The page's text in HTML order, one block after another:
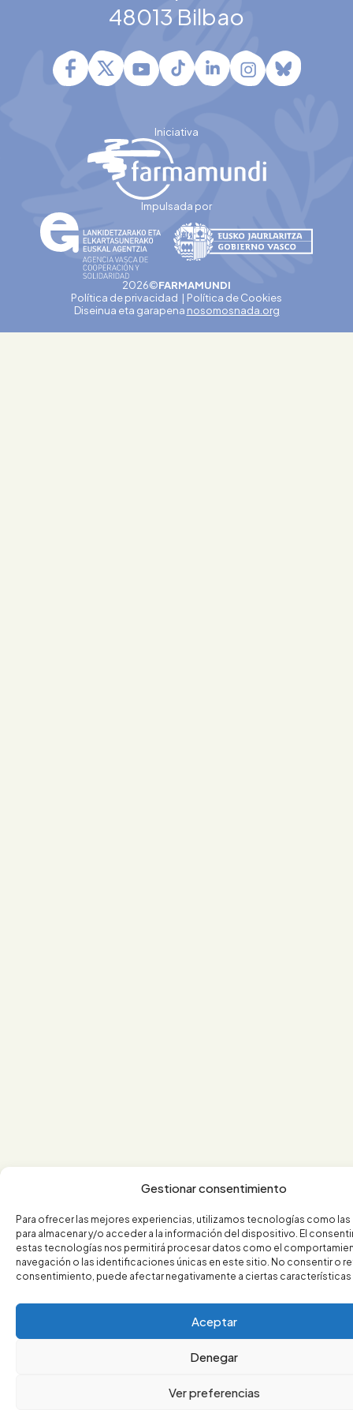
Gestionar consentimiento
Para ofrecer las mejores experiencias, utilizamos tecnologías como
para almacenar y/o acceder a la información del dispositivo. El
estas tecnologías nos permitirá procesar datos como el
navegación o las identificaciones únicas en este sitio. No consentir o
consentimiento, puede afectar negativamente a ciertas características
Aceptar
Denegar
Ver preferencias
48013 Bilbao
Iniciativa
Impulsada por
2026©FARMAMUNDI
Política de privacidad
Política de Cookies
Diseinua eta garapena nosomosnada.org